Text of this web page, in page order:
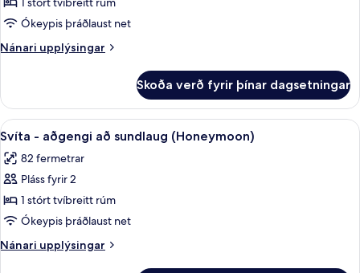
(Honeymoon)
Ókeypis þráðlaust net
Nánari upplýsingar
Nánari
(Honeymoon)
Skoða verð fyrir þínar dagsetningar
Skoða
allar
myndir
fyrir
Svíta
-
aðgengi
að
42-tommu plasmasjónvarp með
7
Svíta - aðgengi að sundlaug (Honeymoon)
82 fermetrar
Pláss fyrir 2
1 stórt tvíbreitt rúm
Ókeypis þráðlaust net
Nánari upplýsingar
Nánari